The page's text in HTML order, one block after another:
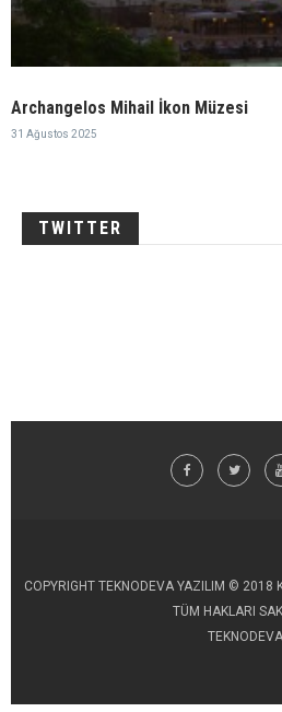
Archangelos Mihail İkon Müzesi
31 Ağustos 2025
TWITTER
COPYRIGHT TEKNODEVA YAZILIM © 2018
TÜM HAKLARI
TEKNODEVA